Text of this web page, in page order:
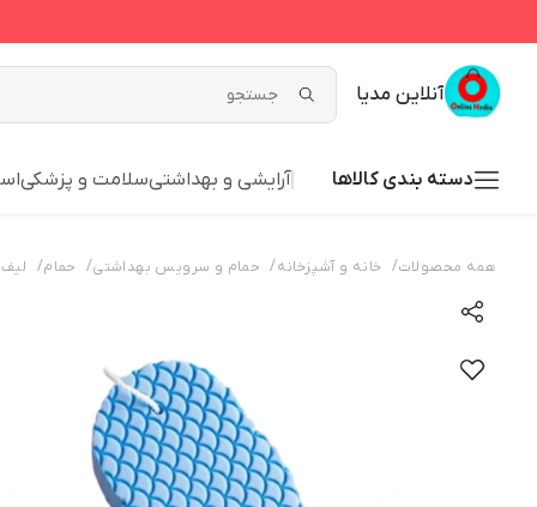
آنلاین مدیا
دسته بندی کالاها آرایشی و بهداشتیسلامت و پزشکی
همه محصولات/ خانه و آشپزخانه/ حمام و سرویس بهداشتی/ حمام/ لیف